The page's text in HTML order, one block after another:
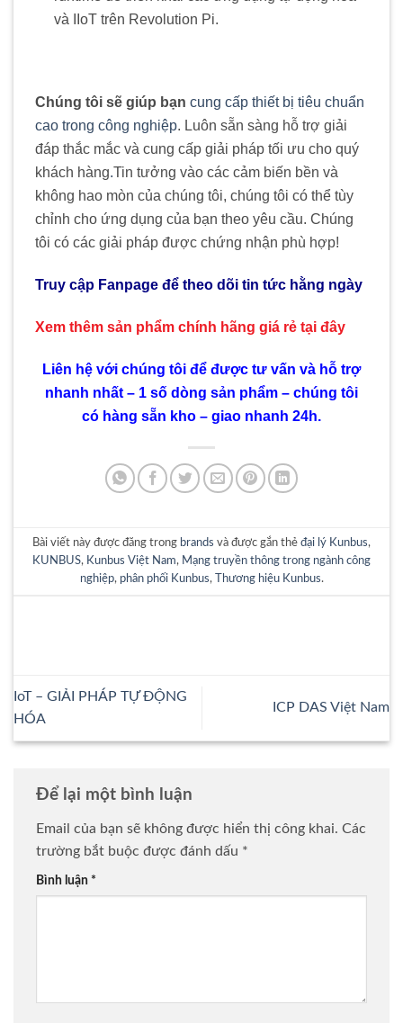
và IIoT trên Revolution Pi.
Chúng tôi sẽ giúp bạn cung cấp thiết bị tiêu chuẩn
cao trong công nghiệp. Luôn sẵn sàng hỗ trợ giải
đáp thắc mắc và cung cấp giải pháp tối ưu cho quý
khách hàng.Tin tưởng vào các cảm biến bền và
không hao mòn của chúng tôi, chúng tôi có thể tùy
chỉnh cho ứng dụng của bạn theo yêu cầu. Chúng
tôi có các giải pháp được chứng nhận phù hợp!
Truy cập Fanpage để theo dõi tin tức hằng ngày
Xem thêm sản phẩm chính hãng giá rẻ tại đây
Liên hệ với chúng tôi để được tư vấn và hỗ trợ
nhanh nhất – 1 số dòng sản phẩm – chúng tôi
có hàng sẵn kho – giao nhanh 24h.
Bài viết này được đăng trong brands và được gắn thẻ đại lý Kunbus,
KUNBUS, Kunbus Việt Nam, Mạng truyền thông trong ngành công
nghiệp, phân phối Kunbus, Thương hiệu Kunbus.
IoT – GIẢI PHÁP TỰ ĐỘNG
HÓA
ICP DAS Việt Nam
Để lại một bình luận
Email của bạn sẽ không được hiển thị công khai. Các
trường bắt buộc được đánh dấu *
Bình luận *